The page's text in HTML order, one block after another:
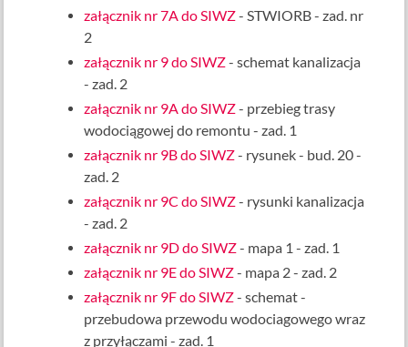
załącznik nr 7A do SIWZ- STWIORB - zad. nr
2
załącznik nr 9 do SIWZ- schemat kanalizacja
- zad. 2
załącznik nr 9A do SIWZ- przebieg trasy
wodociągowej do remontu - zad. 1
załącznik nr 9B do SIWZ- rysunek - bud. 20 -
zad. 2
załącznik nr 9C do SIWZ- rysunki kanalizacja
- zad. 2
załącznik nr 9D do SIWZ- mapa 1 - zad. 1
załącznik nr 9E do SIWZ- mapa 2 - zad. 2
załącznik nr 9F do SIWZ- schemat -
przebudowa przewodu wodociagowego wraz
z przyłączami - zad. 1